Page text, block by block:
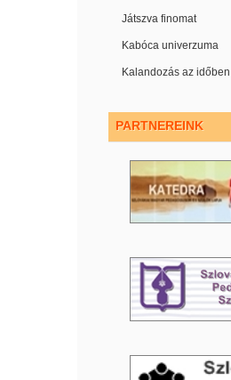
Játszva finomat
Kabóca univerzuma
Kalandozás az időben
PARTNEREINK